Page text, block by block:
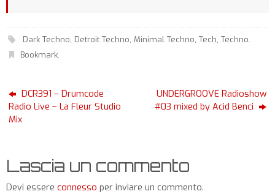
Dark Techno, Detroit Techno, Minimal Techno, Tech, Techno.
Bookmark.
DCR391 – Drumcode
Radio Live – La Fleur Studio
Mix
UNDERGROOVE Radioshow
#03 mixed by Acid Benci
Lascia un commento
Devi essere connesso per inviare un commento.